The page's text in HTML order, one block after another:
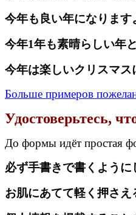
今年も良い年になります
今年1年も素晴らしい年
今年は楽しいクリスマス
Больше примеров
Удостоверьтесь,
До формы идёт простая
必ず手書きで書くように
お肌にあてて軽く押さ